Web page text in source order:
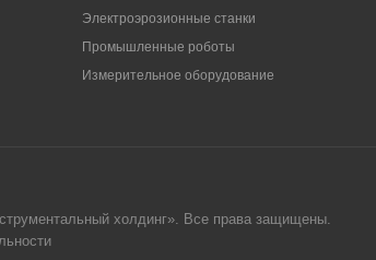
Электроэрозионные станки
Промышленные роботы
Измерительное оборудование
холдинг». Все права защищены.